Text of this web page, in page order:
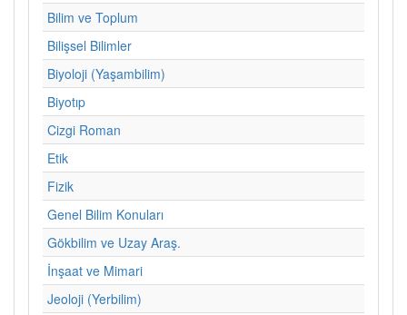
Bilim ve Toplum
Bilişsel Bilimler
Biyoloji (Yaşambilim)
Biyotıp
Cizgi Roman
Etik
Fizik
Genel Bilim Konuları
Gökbilim ve Uzay Araş.
İnşaat ve Mimari
Jeoloji (Yerbilim)